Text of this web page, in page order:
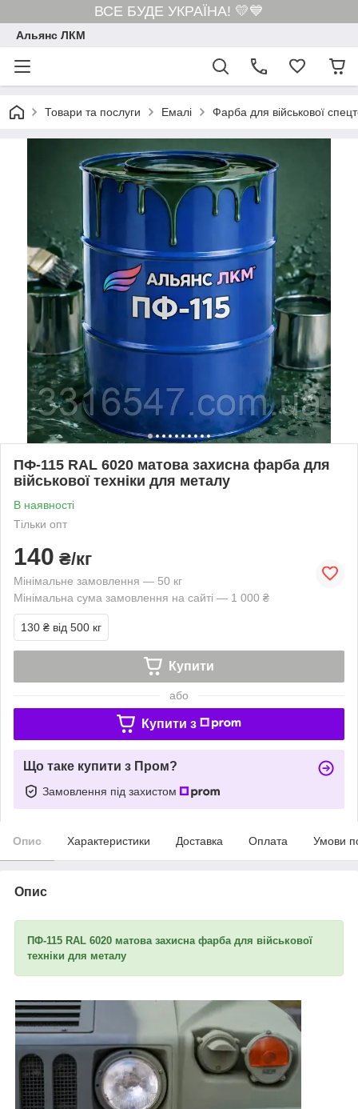
ВСЕ БУДЕ УКРАЇНА! 💛💙
Альянс ЛКМ
Товари та послуги Емалі Фарба для військової
ПФ-115 RAL 6020 матова захисна фарба для
військової техніки для металу
В наявності
Тільки опт
140 ₴/кг
Мінімальне замовлення — 50 кг
Мінімальна сума замовлення на сайті — 1 000 ₴
130 ₴ від 500 кг
Купити
або
Купити з
Що таке купити з Пром?
Замовлення під захистом
Опис Характеристики Доставка Оплата Умови
Опис
ПФ-115 RAL 6020 матова захисна фарба для військової
техніки для металу